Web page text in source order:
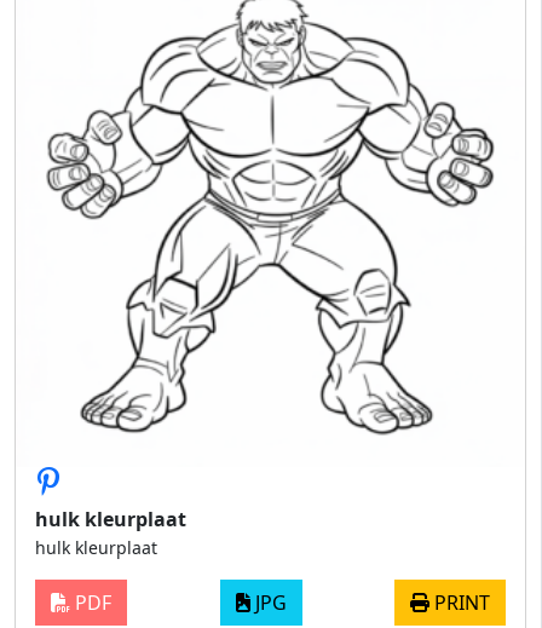
hulk kleurplaat
hulk kleurplaat
PDF JPG PRINT